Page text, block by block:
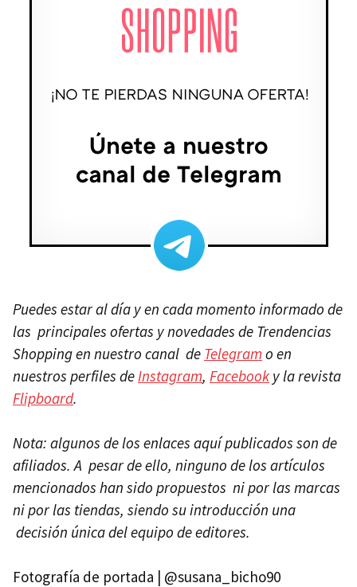
Puedes estar al día y en cada momento informado de
las principales ofertas y novedades de Trendencias
Shopping en nuestro canal de Telegramo en
nuestros perfiles de Instagram, Facebook y la revista
Flipboard.
Nota: algunos de los enlaces aquí publicados son de
afiliados. A pesar de ello, ninguno de los artículos
mencionados han sido propuestos ni por las marcas
ni por las tiendas, siendo su introducción una
decisión única del equipo de editores.
Fotografía de portada | @susana_bicho90